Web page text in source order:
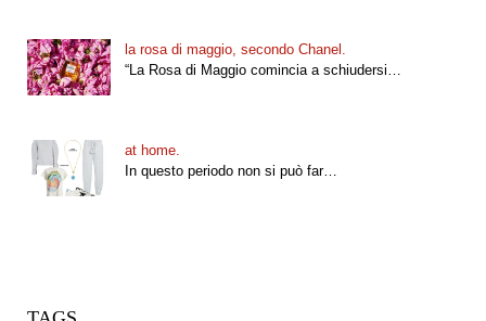
la rosa di maggio, secondo Chanel.
“La Rosa di Maggio comincia a schiudersi…
at home.
In questo periodo non si può far…